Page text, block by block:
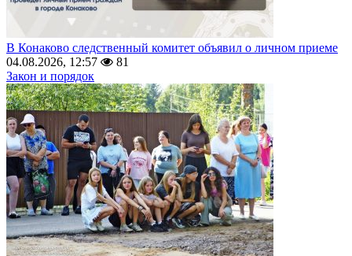
В Конаково следственный комитет объявил о личном приеме
04.08.2026, 12:57
81
Закон и порядок